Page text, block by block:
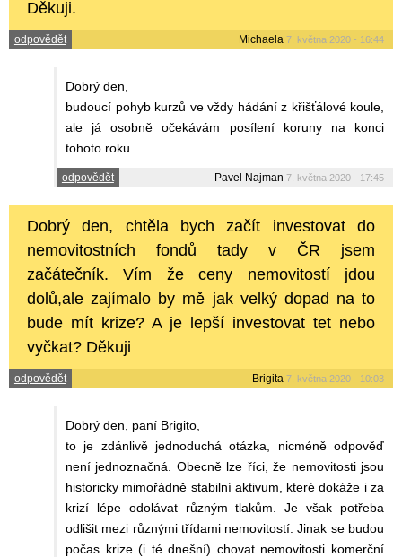
Děkuji.
odpovědět Michaela 7. května 2020 - 16:44
Dobrý den,
budoucí pohyb kurzů ve vždy hádání z křišťálové koule,
ale já osobně očekávám posílení koruny na konci
tohoto roku.
odpovědět Pavel Najman 7. května 2020 - 17:45
Dobrý den, chtěla bych začít investovat do
nemovitostních fondů tady v ČR jsem
začátečník. Vím že ceny nemovitostí jdou
dolů,ale zajímalo by mě jak velký dopad na to
bude mít krize? A je lepší investovat tet nebo
vyčkat? Děkuji
odpovědět Brigita 7. května 2020 - 10:03
Dobrý den, paní Brigito,
to je zdánlivě jednoduchá otázka, nicméně odpověď
není jednoznačná. Obecně lze říci, že nemovitosti jsou
historicky mimořádně stabilní aktivum, které dokáže i za
krizí lépe odolávat různým tlakům. Je však potřeba
odlišit mezi různými třídami nemovitostí. Jinak se budou
počas krize (i té dnešní) chovat nemovitosti komerční